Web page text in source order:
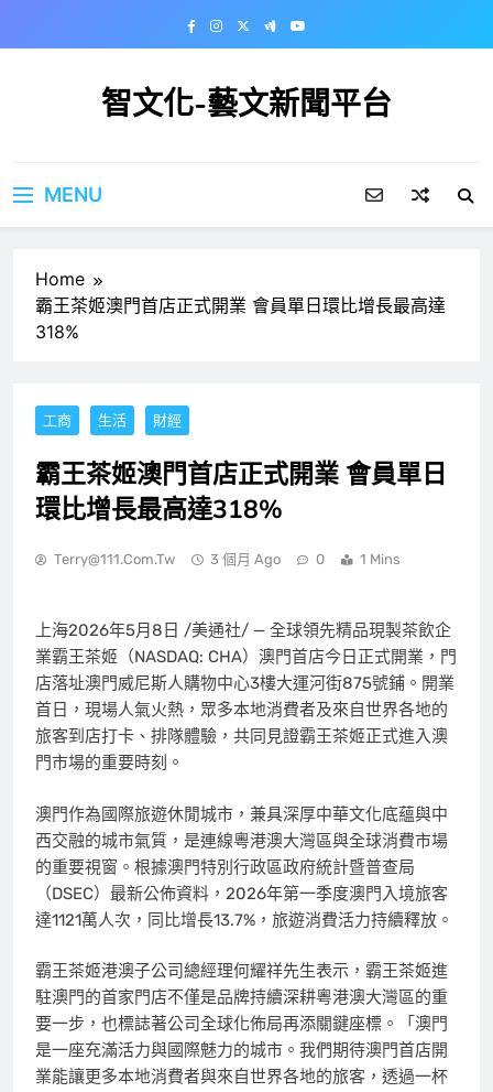
智文化-藝文新聞平台
MENU
Home
霸王茶姬澳門首店正式開業 會員單日環比增長最高達
318%
工商 生活 財經
霸王茶姬澳門首店正式開業 會員單日
環比增長最高達318%
Terry@111.com.tw 3 個月 Ago 0 1 Mins
上海2026年5月8日 /美通社/ — 全球領先精品現製茶飲企
業霸王茶姬（NASDAQ: CHA）澳門首店今日正式開業，門
店落址澳門威尼斯人購物中心3樓大運河街875號鋪。開業
首日，現場人氣火熱，眾多本地消費者及來自世界各地的
旅客到店打卡、排隊體驗，共同見證霸王茶姬正式進入澳
門市場的重要時刻。
澳門作為國際旅遊休閒城市，兼具深厚中華文化底蘊與中
西交融的城市氣質，是連線粵港澳大灣區與全球消費市場
的重要視窗。根據澳門特別行政區政府統計暨普查局
（DSEC）最新公佈資料，2026年第一季度澳門入境旅客
達1121萬人次，同比增長13.7%，旅遊消費活力持續釋放。
霸王茶姬港澳子公司總經理何耀祥先生表示，霸王茶姬進
駐澳門的首家門店不僅是品牌持續深耕粵港澳大灣區的重
要一步，也標誌著公司全球化佈局再添關鍵座標。「澳門
是一座充滿活力與國際魅力的城市。我們期待澳門首店開
業能讓更多本地消費者與來自世界各地的旅客，透過一杯